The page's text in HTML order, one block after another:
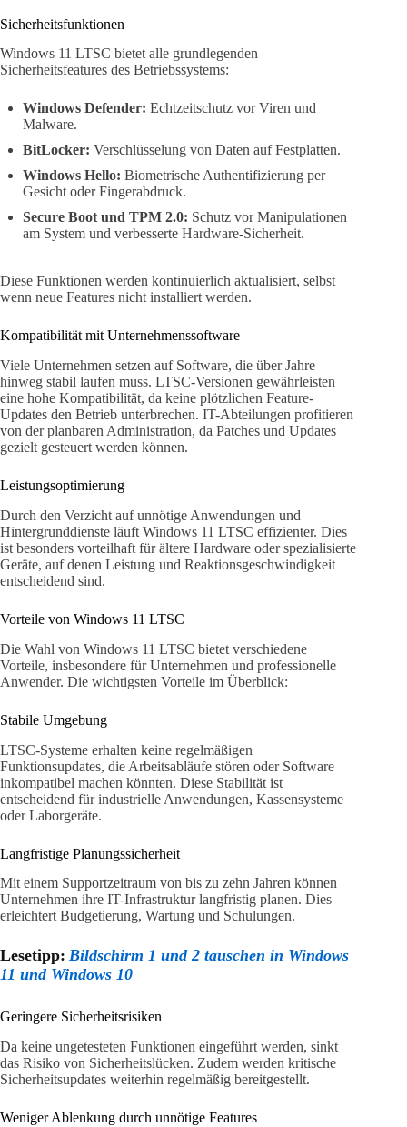
Sicherheitsfunktionen
Windows 11 LTSC bietet alle grundlegenden
Sicherheitsfeatures des Betriebssystems:
Windows Defender: Echtzeitschutz vor Viren und
Malware.
BitLocker: Verschlüsselung von Daten auf Festplatten.
Windows Hello: Biometrische Authentifizierung per
Gesicht oder Fingerabdruck.
Secure Boot und TPM 2.0: Schutz vor Manipulationen
am System und verbesserte Hardware-Sicherheit.
Diese Funktionen werden kontinuierlich aktualisiert, selbst
wenn neue Features nicht installiert werden.
Kompatibilität mit Unternehmenssoftware
Viele Unternehmen setzen auf Software, die über Jahre
hinweg stabil laufen muss. LTSC-Versionen gewährleisten
eine hohe Kompatibilität, da keine plötzlichen Feature-
Updates den Betrieb unterbrechen. IT-Abteilungen profitieren
von der planbaren Administration, da Patches und Updates
gezielt gesteuert werden können.
Leistungsoptimierung
Durch den Verzicht auf unnötige Anwendungen und
Hintergrunddienste läuft Windows 11 LTSC effizienter. Dies
ist besonders vorteilhaft für ältere Hardware oder spezialisierte
Geräte, auf denen Leistung und Reaktionsgeschwindigkeit
entscheidend sind.
Vorteile von Windows 11 LTSC
Die Wahl von Windows 11 LTSC bietet verschiedene
Vorteile, insbesondere für Unternehmen und professionelle
Anwender. Die wichtigsten Vorteile im Überblick:
Stabile Umgebung
LTSC-Systeme erhalten keine regelmäßigen
Funktionsupdates, die Arbeitsabläufe stören oder Software
inkompatibel machen könnten. Diese Stabilität ist
entscheidend für industrielle Anwendungen, Kassensysteme
oder Laborgeräte.
Langfristige Planungssicherheit
Mit einem Supportzeitraum von bis zu zehn Jahren können
Unternehmen ihre IT-Infrastruktur langfristig planen. Dies
erleichtert Budgetierung, Wartung und Schulungen.
Lesetipp: Bildschirm 1 und 2 tauschen in Windows
11 und Windows 10
Geringere Sicherheitsrisiken
Da keine ungetesteten Funktionen eingeführt werden, sinkt
das Risiko von Sicherheitslücken. Zudem werden kritische
Sicherheitsupdates weiterhin regelmäßig bereitgestellt.
Weniger Ablenkung durch unnötige Features